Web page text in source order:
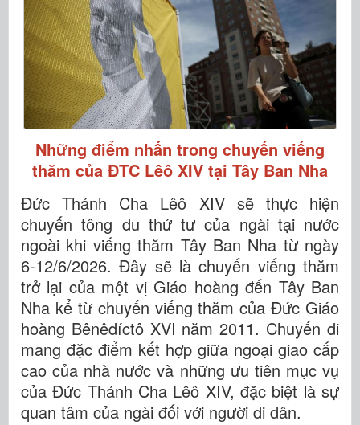
Những điểm nhấn trong chuyến viếng
thăm của ĐTC Lêô XIV tại Tây Ban Nha
Đức Thánh Cha Lêô XIV sẽ thực hiện
chuyến tông du thứ tư của ngài tại nước
ngoài khi viếng thăm Tây Ban Nha từ ngày
6-12/6/2026. Đây sẽ là chuyến viếng thăm
trở lại của một vị Giáo hoàng đến Tây Ban
Nha kể từ chuyến viếng thăm của Đức Giáo
hoàng Bênêđíctô XVI năm 2011. Chuyến đi
mang đặc điểm kết hợp giữa ngoại giao cấp
cao của nhà nước và những ưu tiên mục vụ
của Đức Thánh Cha Lêô XIV, đặc biệt là sự
quan tâm của ngài đối với người di dân.